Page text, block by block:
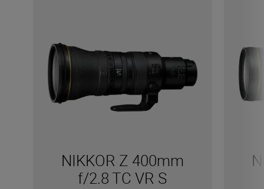
NIKKOR Z 400mm
f/2.8 TC VR S